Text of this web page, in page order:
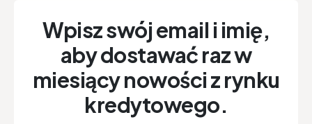
Wpisz swój email i imię,
aby dostawać raz w
miesiący nowości z rynku
kredytowego.